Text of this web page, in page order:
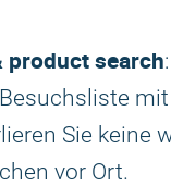
product search
Sie keine
vor Ort.